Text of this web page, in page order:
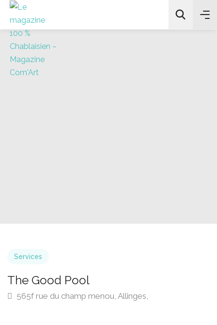
Services
The Good Pool
565f rue du champ menou, Allinges,